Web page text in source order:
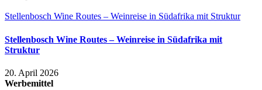
Stellenbosch Wine Routes – Weinreise in Südafrika mit Struktur
Stellenbosch Wine Routes – Weinreise in Südafrika mit
Struktur
20. April 2026
Werbemittel